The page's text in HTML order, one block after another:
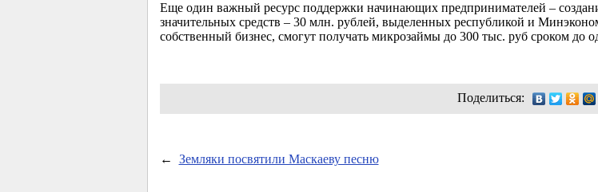
Еще один важный ресурс поддержки начинающих предпринимателей –
значительных средств – 30 млн. рублей, выделенных республикой и
собственный бизнес, смогут получать микрозаймы до 300 тыс. руб сроком до
Поделиться:
← Земляки посвятили Маскаеву песню